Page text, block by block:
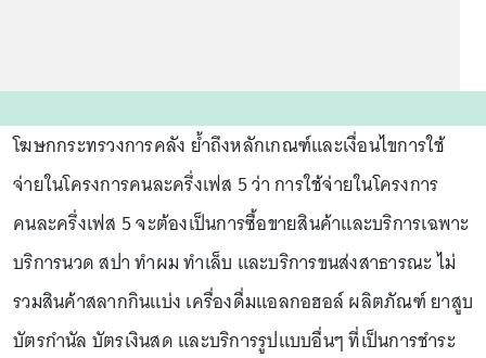
โฆษกกระทรวงการคลัง ย้ำถึงหลักเกณฑ์และเงื่อนไขการใช้
จ่ายในโครงการคนละครึ่งเฟส 5 ว่า การใช้จ่ายในโครงการ
คนละครึ่งเฟส 5 จะต้องเป็นการซื้อขายสินค้าและบริการเฉพาะ
บริการนวด สปา ทำผม ทำเล็บ และบริการขนส่งสาธารณะ ไม่
รวมสินค้าสลากกินแบ่ง เครื่องดื่มแอลกอฮอล์ ผลิตภัณฑ์ ยาสูบ
บัตรกำนัล บัตรเงินสด และบริการรูปแบบอื่นๆ ที่เป็นการชำระ